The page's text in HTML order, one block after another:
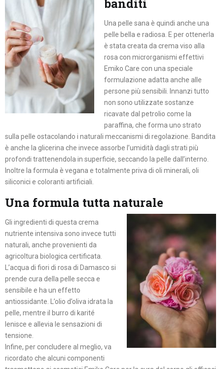
banditi
Una pelle sana è quindi anche una
pelle bella e radiosa. E per ottenerla
è stata creata da crema viso alla
rosa con microrganismi effettivi
Emiko Care con una speciale
formulazione adatta anche alle
persone più sensibili. Innanzi tutto
non sono utilizzate sostanze
ricavate dal petrolio come la
paraffina, che forma uno strato
sulla pelle ostacolando i naturali meccanismi di regolazione. Bandita
è anche la glicerina che invece assorbe l’umidità dagli strati più
profondi trattenendola in superficie, seccando la pelle dall’interno.
Inoltre la formula è vegana e totalmente priva di oli minerali, oli
siliconici e coloranti artificiali.
Una formula tutta naturale
Gli ingredienti di questa crema
nutriente intensiva sono invece tutti
naturali, anche provenienti da
agricoltura biologica certificata.
L’acqua di fiori di rosa di Damasco si
prende cura della pelle secca e
sensibile e ha un effetto
antiossidante. L’olio d’oliva idrata la
pelle, mentre il burro di karité
lenisce e allevia le sensazioni di
tensione.
Infine, per concludere al meglio, va
ricordato che alcuni componenti